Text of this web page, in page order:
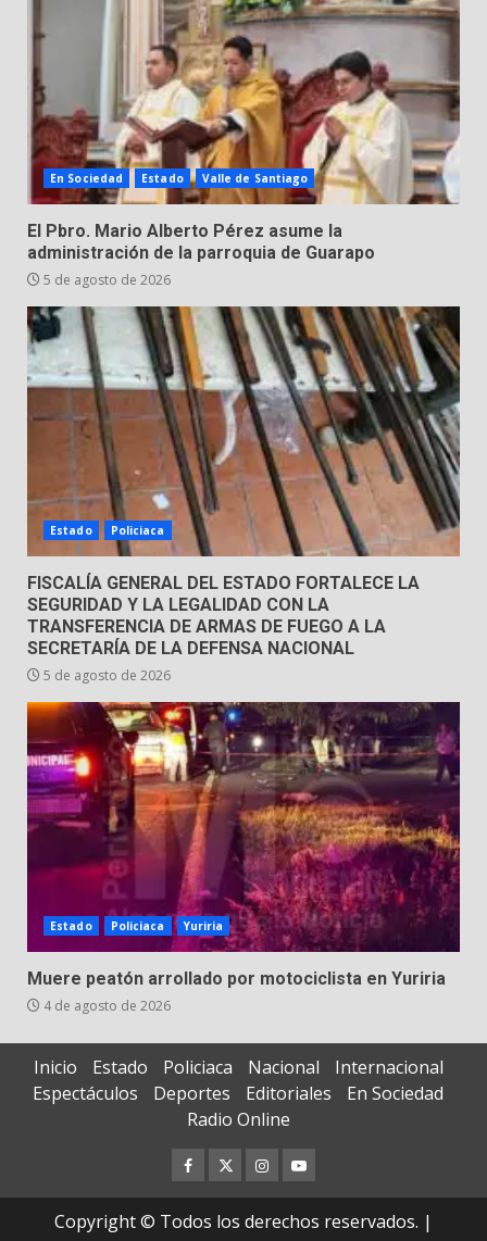
Hombre pierde la vida en
tabiquera
31 de julio de 2026
Emboscada a policías en Yuriria
31 de julio de 2026
En Sociedad Estado Valle de Santiago
El Pbro. Mario Alberto Pérez asume la
administración de la parroquia de Guarapo
5 de agosto de 2026
Estado Policiaca
FISCALÍA GENERAL DEL ESTADO FORTALECE LA
SEGURIDAD Y LA LEGALIDAD CON LA
TRANSFERENCIA DE ARMAS DE FUEGO A LA
SECRETARÍA DE LA DEFENSA NACIONAL
5 de agosto de 2026
Estado Policiaca Yuriria
Muere peatón arrollado por motociclista en Yuriria
4 de agosto de 2026
Inicio Estado Policiaca Nacional
Internacional
Espectáculos
Deportes Editoriales
En Sociedad
Radio Online
Facebook
TwitterInstagram
Youtube
Copyright © Todos los derechos reservados. |